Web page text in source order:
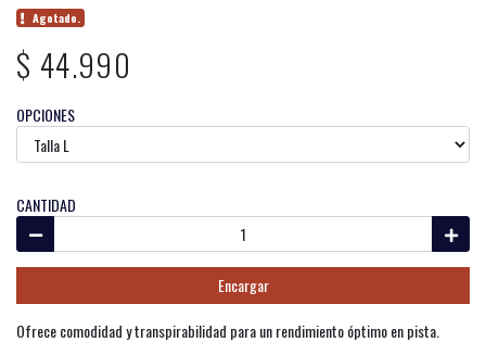
Agotado.
$ 44.990
OPCIONES
CANTIDAD
Encargar
Ofrece comodidad y transpirabilidad para un rendimiento óptimo en pista.